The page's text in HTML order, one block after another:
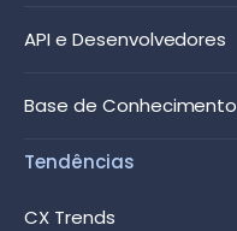
API e Desenvolvedores
Base de Conhecimento
Tendências
CX Trends